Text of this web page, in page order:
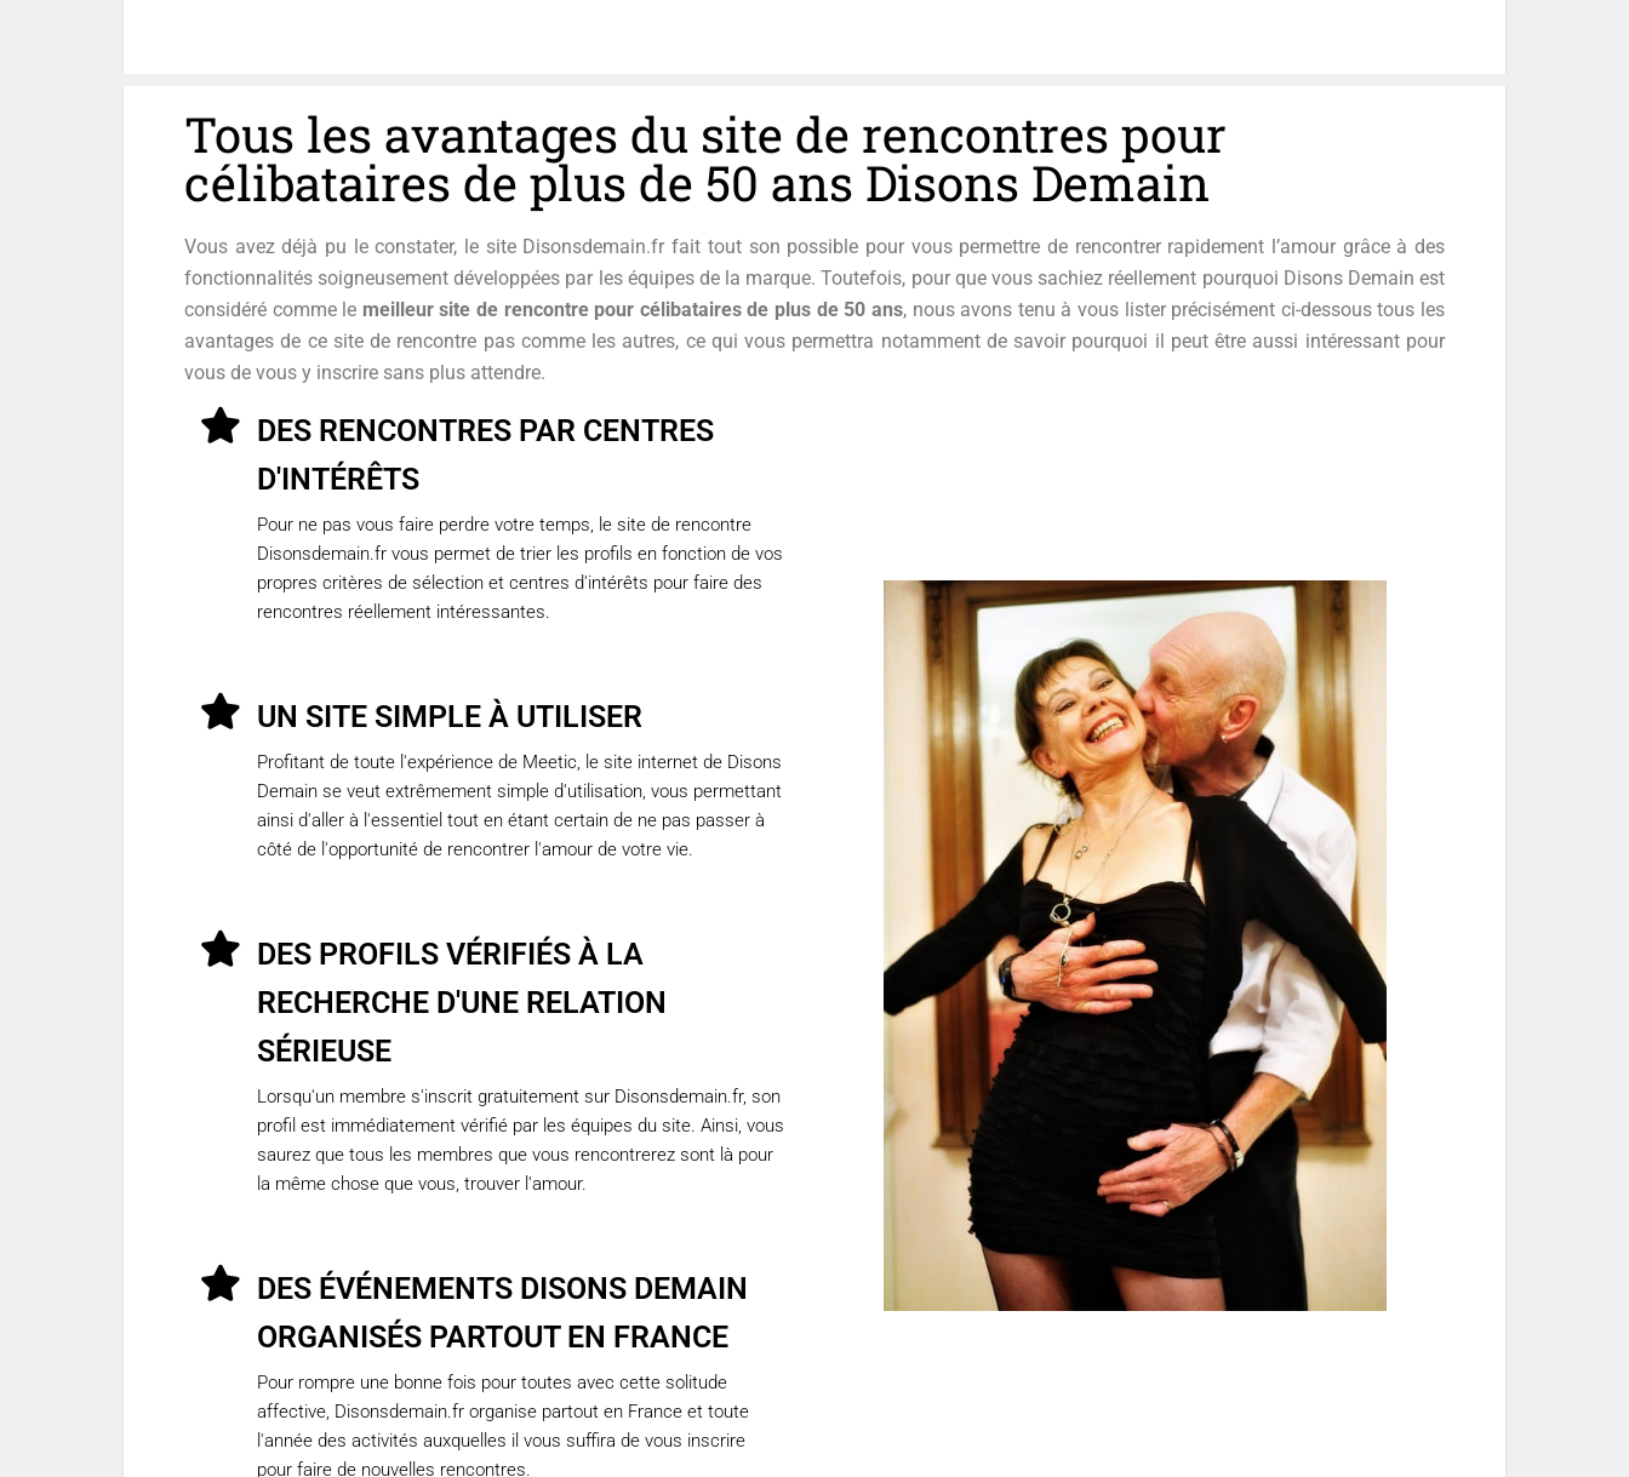
Tous les avantages du site de rencontres pour
célibataires de plus de 50 ans Disons Demain
Vous avez déjà pu le constater, le site Disonsdemain.fr fait tout son possible pour vous permettre de rencontrer rapidement l’amour grâce à des
fonctionnalités soigneusement développées par les équipes de la marque. Toutefois, pour que vous sachiez réellement pourquoi Disons Demain est
considéré comme le meilleur site de rencontre pour célibataires de plus de 50 ans, nous avons tenu à vous lister précisément ci-dessous tous les
avantages de ce site de rencontre pas comme les autres, ce qui vous permettra notamment de savoir pourquoi il peut être aussi intéressant pour
vous de vous y inscrire sans plus attendre.
DES RENCONTRES PAR CENTRES
D'INTÉRÊTS
Pour ne pas vous faire perdre votre temps, le site de rencontre
Disonsdemain.fr vous permet de trier les profils en fonction de vos
propres critères de sélection et centres d'intérêts pour faire des
rencontres réellement intéressantes.
UN SITE SIMPLE À UTILISER
Profitant de toute l'expérience de Meetic, le site internet de Disons
Demain se veut extrêmement simple d'utilisation, vous permettant
ainsi d'aller à l'essentiel tout en étant certain de ne pas passer à
côté de l'opportunité de rencontrer l'amour de votre vie.
DES PROFILS VÉRIFIÉS À LA
RECHERCHE D'UNE RELATION
SÉRIEUSE
Lorsqu'un membre s'inscrit gratuitement sur Disonsdemain.fr, son
profil est immédiatement vérifié par les équipes du site. Ainsi, vous
saurez que tous les membres que vous rencontrerez sont là pour
la même chose que vous, trouver l'amour.
DES ÉVÉNEMENTS DISONS DEMAIN
ORGANISÉS PARTOUT EN FRANCE
Pour rompre une bonne fois pour toutes avec cette solitude
affective, Disonsdemain.fr organise partout en France et toute
l'année des activités auxquelles il vous suffira de vous inscrire
pour faire de nouvelles rencontres.